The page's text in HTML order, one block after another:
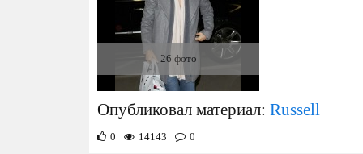
26 фото
Опубликовал материал: Russell
0 14143 0